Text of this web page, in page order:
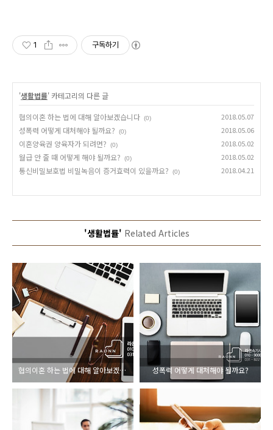
1 구독하기
'생활법률' 카테고리의 다른 글
협의이혼 하는 법에 대해 알아보겠습니다 (0) 2018.05.07
성폭력 어떻게 대처해야 될까요? (0) 2018.05.06
이혼양육권 양육자가 되려면? (0) 2018.05.02
월급 안 줄 때 어떻게 해야 될까요? (0) 2018.05.02
통신비밀보호법 비밀녹음이 증거효력이 있을까요? (0) 2018.04.21
'생활법률' Related Articles
협의이혼 하는 법에 대해 알아보겠습니다 성폭력 어떻게 대처해야 될까요?